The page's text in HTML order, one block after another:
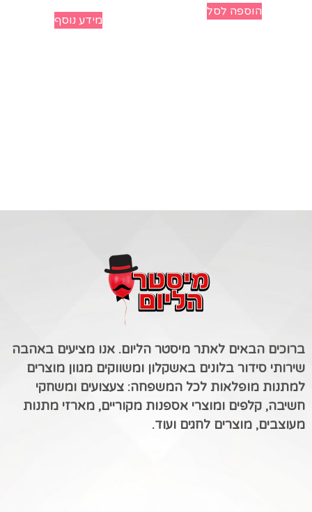
הוספה לסל
מידע נוסף
ברוכים הבאים לאתר מיסטר הליום. אנו מציעים באהבה
שירותי סידור בלונים באשקלון ומשווקים מגוון מוצרים
למתנות מופלאות לכל המשפחה: צעצועים ומשחקי
חשיבה, קלפים ומוצרי אספנות מקוריים, מארזי מתנות
מעוצבים, מוצרים לחגים ועוד.